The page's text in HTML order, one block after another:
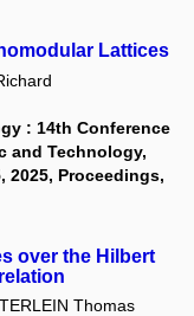
Lattices
: 14th Conference
and Technology,
2025, Proceedings,
over the Hilbert
Thomas